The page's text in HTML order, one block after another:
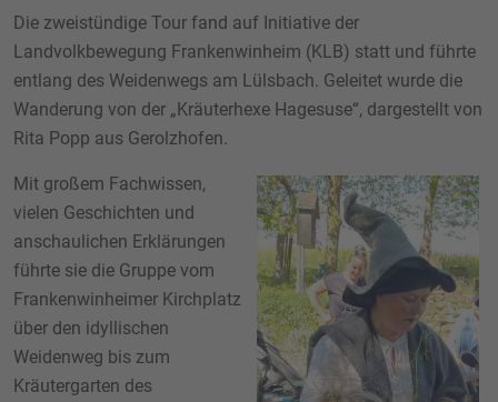
Die zweistündige Tour fand auf Initiative der
Landvolkbewegung Frankenwinheim (KLB) statt und führte
entlang des Weidenwegs am Lülsbach. Geleitet wurde die
Wanderung von der „Kräuterhexe Hagesuse“, dargestellt von
Rita Popp aus Gerolzhofen.
Mit großem Fachwissen,
vielen Geschichten und
anschaulichen Erklärungen
führte sie die Gruppe vom
Frankenwinheimer Kirchplatz
über den idyllischen
Weidenweg bis zum
Kräutergarten des